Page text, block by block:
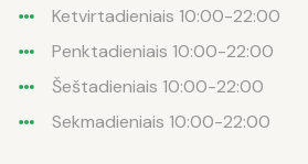
Ketvirtadieniais 10:00-22:00
Penktadieniais 10:00-22:00
Šeštadieniais 10:00-22:00
Sekmadieniais 10:00-22:00